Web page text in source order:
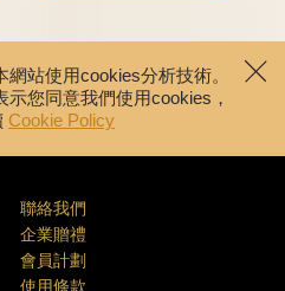
站使用cookies分析技術。
您同意我們使用cookies，
Cookie Policy
聯絡我們
企業贈禮
會員計劃